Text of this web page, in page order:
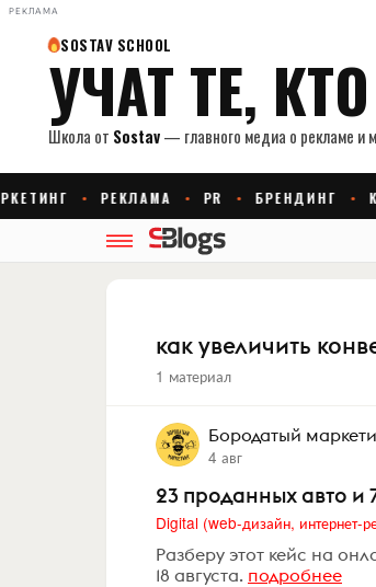
РЕКЛАМА
как увеличить
1 материал
Бородатый
4 авг
23 проданных авто и
Разберу этот кейс на
18 августа. подробнее